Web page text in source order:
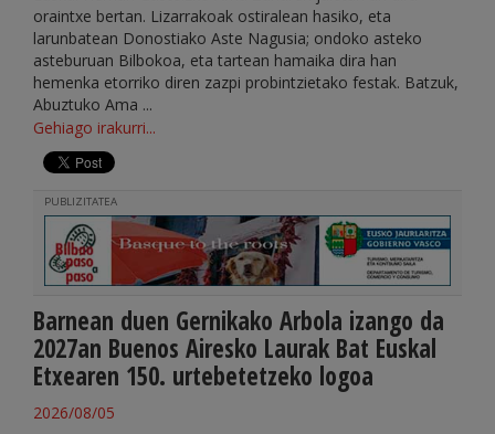
oraintxe bertan. Lizarrakoak ostiralean hasiko, eta
larunbatean Donostiako Aste Nagusia; ondoko asteko
asteburuan Bilbokoa, eta tartean hamaika dira han
hemenka etorriko diren zazpi probintzietako festak. Batzuk,
Abuztuko Ama ...
Gehiago irakurri...
PUBLIZITATEA
Barnean duen Gernikako Arbola izango da
2027an Buenos Airesko Laurak Bat Euskal
Etxearen 150. urtebetetzeko logoa
2026/08/05